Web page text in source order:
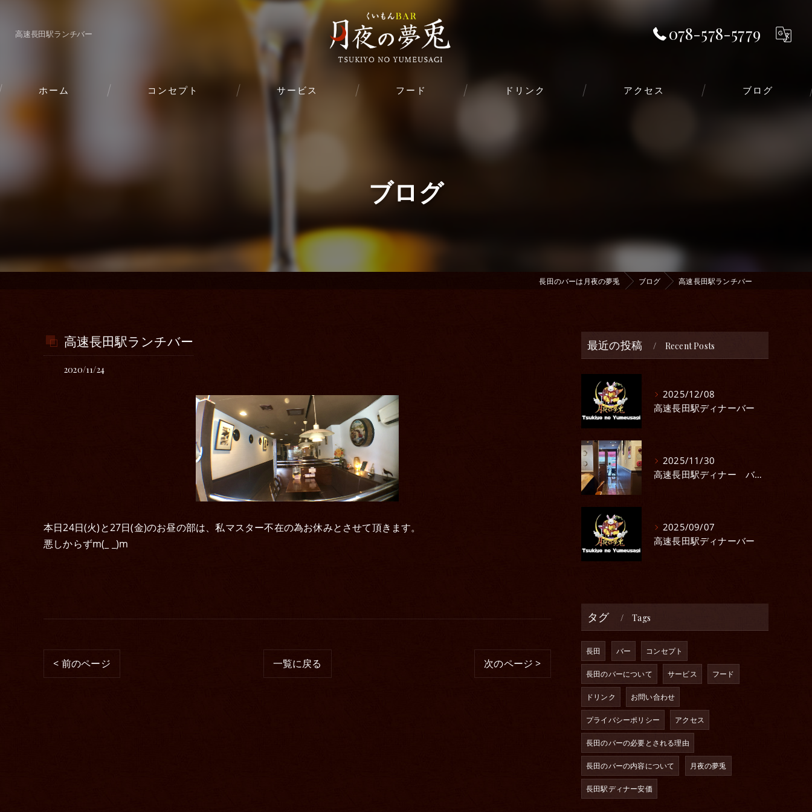
高速長田駅ランチバー 078-578-5779
ホーム コンセプト サービス フード ドリンク アクセス ブログ
ブログ
長田のバーは月夜の夢兎 ブログ 高速長田駅ランチバー
高速長田駅ランチバー
2020/11/24
本日24日(火)と27日(金)のお昼の部は、私マスター不在の為お休みとさせて頂きます。
悪しからずm(_ _)m
< 前のページ 一覧に戻る 次のページ >
最近の投稿 Recent Posts
2025/12/08
高速長田駅ディナーバー
2025/11/30
高速長田駅ディナー バー イベント
2025/09/07
高速長田駅ディナーバー
タグ Tags
長田 バー コンセプト
長田のバーについて サービス フード
ドリンク お問い合わせ
プライバシーポリシー アクセス
長田のバーの必要とされる理由
長田のバーの内容について 月夜の夢兎
長田駅ディナー安価